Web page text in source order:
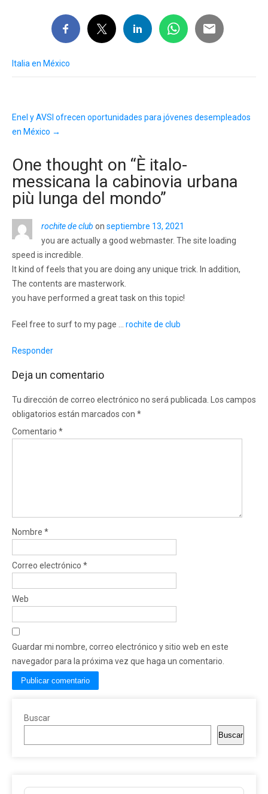
Italia en México
navigation
Enel y AVSI ofrecen oportunidades para jóvenes desempleados
en México →
One thought on “È italo-
messicana la cabinovia urbana
più lunga del mondo”
rochite de club on septiembre 13, 2021
you are actually a good webmaster. The site loading
speed is incredible.
It kind of feels that you are doing any unique trick. In addition,
The contents are masterwork.
you have performed a great task on this topic!
Feel free to surf to my page … rochite de club
Responder
Deja un comentario
Tu dirección de correo electrónico no será publicada.
Los campos
obligatorios están marcados con *
Comentario *
Nombre *
Correo electrónico *
Web
Guardar mi nombre, correo electrónico y sitio web en este
navegador para la próxima vez que haga un comentario.
Buscar
Buscar